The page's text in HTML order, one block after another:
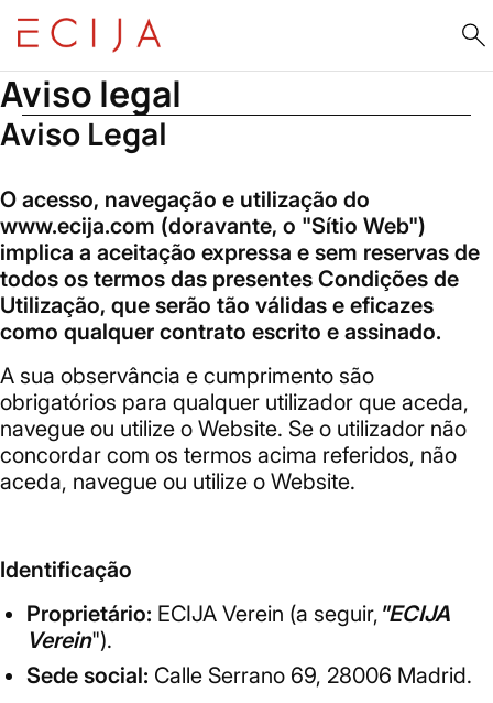
Saltar para o conteúdo
Início Aviso legal
Aviso legal
Aviso Legal
O acesso, navegação e utilização do
www.ecija.com (doravante, o "Sítio Web")
implica a aceitação expressa e sem reservas de
todos os termos das presentes Condições de
Utilização, que serão tão válidas e eficazes
como qualquer contrato escrito e assinado.
A sua observância e cumprimento são
obrigatórios para qualquer utilizador que aceda,
navegue ou utilize o Website. Se o utilizador não
concordar com os termos acima referidos, não
aceda, navegue ou utilize o Website.
Identificação
Proprietário: ECIJA Verein (a seguir, "ECIJA
Verein").
Sede social: Calle Serrano 69, 28006 Madrid.